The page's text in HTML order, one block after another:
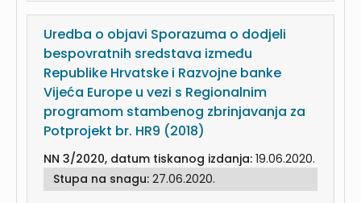
Uredba o objavi Sporazuma o dodjeli
bespovratnih sredstava između
Republike Hrvatske i Razvojne banke
Vijeća Europe u vezi s Regionalnim
programom stambenog zbrinjavanja za
Potprojekt br. HR9 (2018)
NN 3/2020, datum tiskanog izdanja: 19.06.2020.
Stupa na snagu: 27.06.2020.